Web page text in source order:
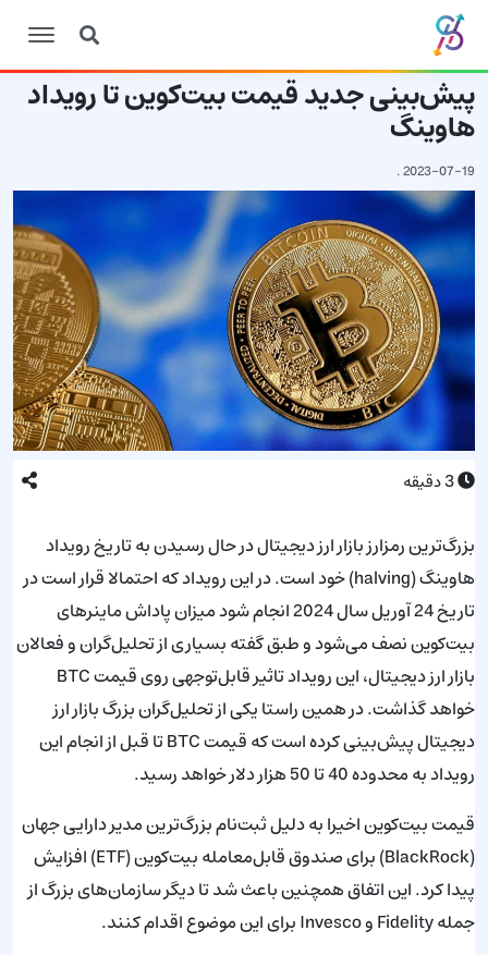
پیش‌بینی جدید قیمت بیت‌کوین تا رویداد
هاوینگ
2023-07-19
.
3دقیقه
بزرگ‌ترین رمزارز بازار ارز دیجیتال در حال رسیدن به تاریخ رویداد
هاوینگ (halving) خود است. در این رویداد که احتمالا قرار است در
تاریخ 24 آوریل سال 2024 انجام شود میزان پاداش ماینرهای
بیت‌کوین نصف می‌شود و طبق گفته بسیاری از تحلیل‌گران و فعالان
بازار ارز دیجیتال، این رویداد تاثیر قابل‌توجهی روی قیمت BTC
خواهد گذاشت. در همین راستا یکی از تحلیل‌گران بزرگ بازار ارز
دیجیتال پیش‌بینی کرده است که قیمت BTC تا قبل از انجام این
رویداد به محدوده 40 تا 50 هزار دلار خواهد رسید.
قیمت بیت‌کوین اخیرا به دلیل ثبت‌نام بزرگ‌ترین مدیر دارایی جهان
(BlackRock) برای صندوق قابل‌معامله بیت‌کوین (ETF) افزایش
پیدا کرد. این اتفاق همچنین باعث شد تا دیگر سازمان‌های بزرگ از
جمله Fidelity و Invesco برای این موضوع اقدام کنند.